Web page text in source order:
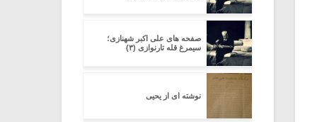
صفحه های علی اکبر شهنازی؛
سیمرغ قله تارنوازی (۳)
نوشته ای از یحیی